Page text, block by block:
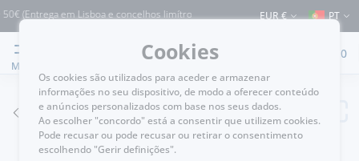
em Lisboa e concelhos limítrofes) ⚠️ Envios para Portugal e para o
EUR € PT
MENU
0
VOLTAR
Cookies
Os cookies são utilizados para aceder e armazenar
informações no seu dispositivo, de modo a oferecer conteúdo
e anúncios personalizados com base nos seus dados.
Ao escolher "concordo" está a consentir que utilizem cookies.
Pode recusar ou pode recusar ou retirar o consentimento
escolhendo "Gerir definições".